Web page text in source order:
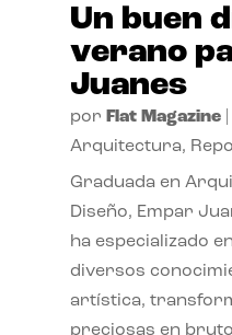
Un buen
verano
Juanes
por Flat Magazine|
Arquitectura,
Graduada en
Diseño, Empar
ha especializado
diversos
artística,
preciosas en